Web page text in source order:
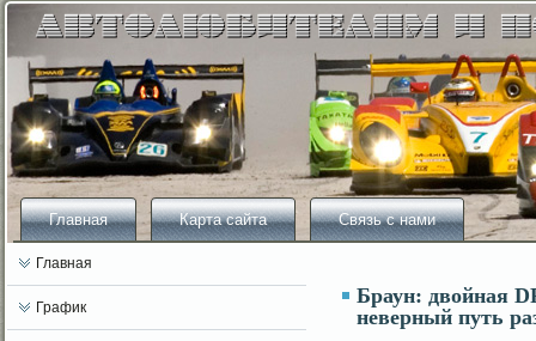
Главная Карта сайта Связь с нами
Главная
График
Браун: двойная
неверный путь